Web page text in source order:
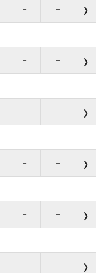
– –
– –
– –
– –
– –
– –